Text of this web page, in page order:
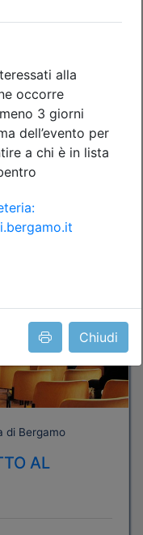
Chiudi
di Bergamo
AL